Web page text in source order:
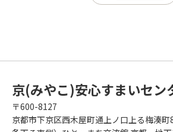
京(みやこ)安心すまいセン
〒600-8127
京都市下京区西木屋町通上ノ口上る梅湊